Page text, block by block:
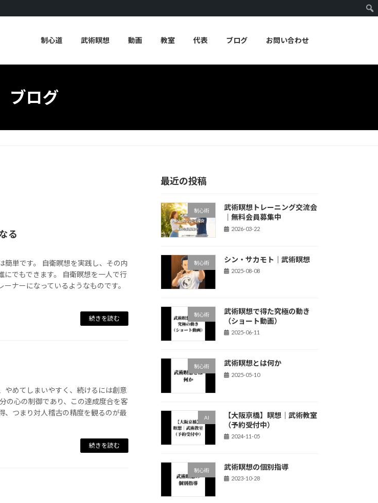
制心道 武術瞑想 動画 教室 代表 ブログ お問い合わせ
ブログ
る
簡単です。 自衛瞑想を実践し、その内
にでもできます。 自衛瞑想を一人で行
ナーになっているようなものです。
続きを読む
やめてしまいやすく、続けるには創意
の心の制御であり、この達成度合を客
、つまり対人稽古の精度を観るのが最
続きを読む
最近の投稿
制心術
武術瞑想トレーニング交流会
｜無料会員募集中
2026-03-22
制心術 シン・サカモト｜武術瞑想
2025-08-08
制心術
武術瞑想で得た究極の動き
（ショート動画）
2025-06-11
制心術 武術瞑想とは何か
2025-05-10
AI
【大阪京橋】瞑想｜武術教室
（予約受付中）
2024-11-05
制心術 武術瞑想の個別指導
2023-10-28